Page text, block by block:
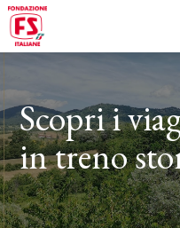
Scopri i
in treno